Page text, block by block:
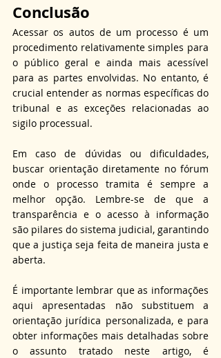
Conclusão
Acessar os autos de um processo é um
procedimento relativamente simples para
o público geral e ainda mais acessível
para as partes envolvidas. No entanto, é
crucial entender as normas específicas do
tribunal e as exceções relacionadas ao
sigilo processual.
Em caso de dúvidas ou dificuldades,
buscar orientação diretamente no fórum
onde o processo tramita é sempre a
melhor opção. Lembre-se de que a
transparência e o acesso à informação
são pilares do sistema judicial, garantindo
que a justiça seja feita de maneira justa e
aberta.
É importante lembrar que as informações
aqui apresentadas não substituem a
orientação jurídica personalizada, e para
obter informações mais detalhadas sobre
o assunto tratado neste artigo, é